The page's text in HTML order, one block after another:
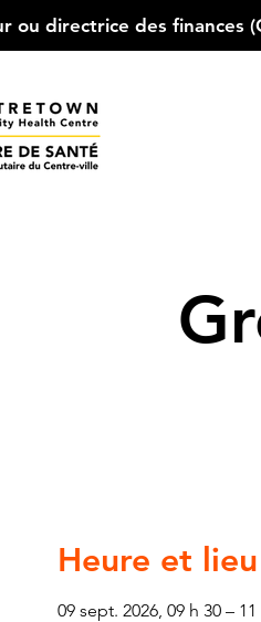
ou directrice des
Heure et lieu
09 sept. 2026, 09 h 30 –